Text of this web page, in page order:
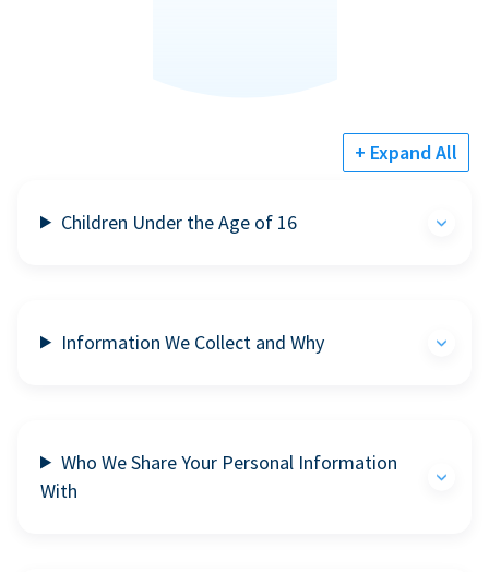
+ Expand All
Children Under the Age of 16
Information We Collect and Why
Who We Share Your Personal Information
With